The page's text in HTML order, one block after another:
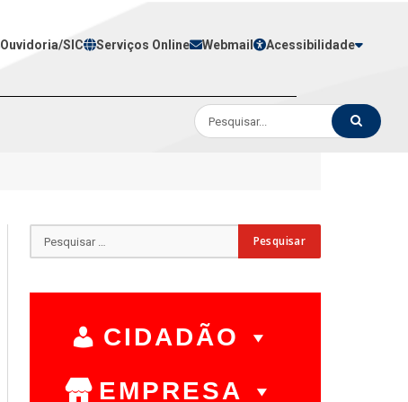
Ouvidoria/SIC Serviços Online Webmail Acessibilidade
CIDADÃO
EMPRESA